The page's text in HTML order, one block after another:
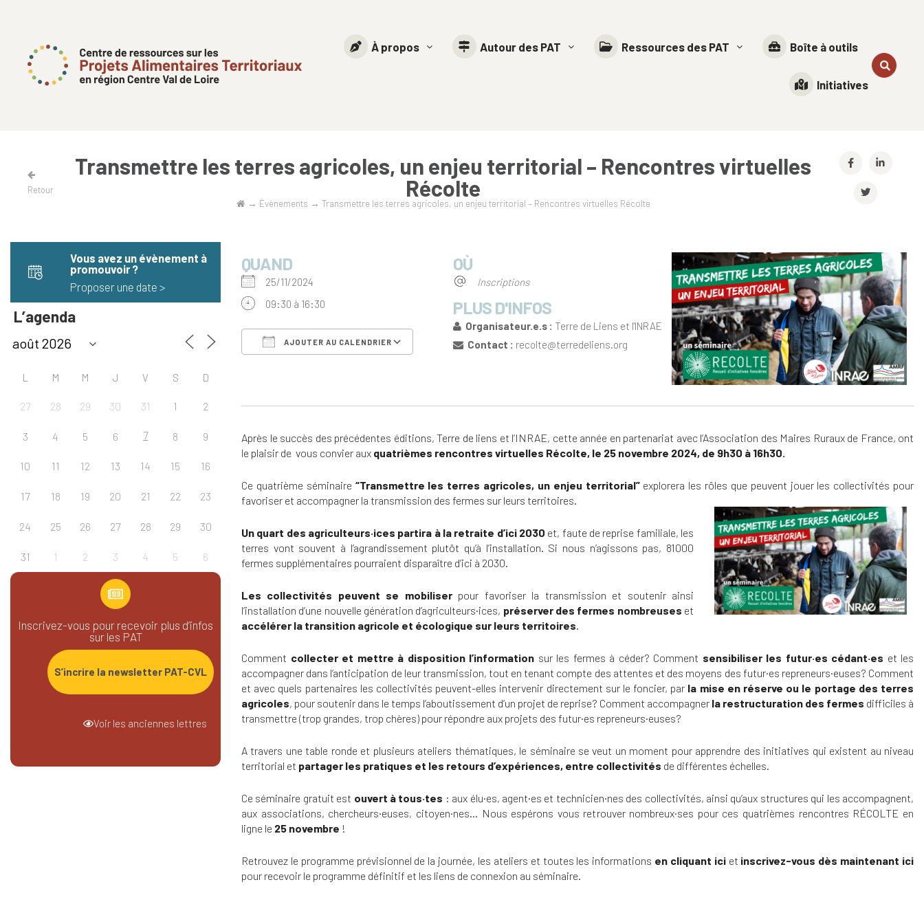
À propos Autour des PAT Ressources des PAT Boîte à outils
Initiatives
Retour
Transmettre les terres agricoles, un enjeu territorial – Rencontres virtuelles
Récolte
→ Évènements → Transmettre les terres agricoles, un enjeu territorial – Rencontres virtuelles Récolte
QUAND
25/11/2024
09:30 à 16:30
AJOUTER AU CALENDRIER
Office 365
OÙ
Inscriptions
PLUS D'INFOS
Organisateur.e.s : Terre de Liens et l'INRAE
Contact : recolte@terredeliens.org
Après le succès des précédentes éditions, Terre de liens et l’INRAE, cette année en partenariat avec l’Association des Maires Ruraux de France, ont
le plaisir de vous convier aux quatrièmes rencontres virtuelles Récolte, le 25 novembre 2024, de 9h30 à 16h30.
Ce quatrième séminaire “Transmettre les terres agricoles, un enjeu territorial”explorera les rôles que peuvent jouer les collectivités pour
favoriser et accompagner la transmission des fermes sur leurs territoires.
Un quart des agriculteurs·ices partira à la retraite d’ici 2030 et, faute de reprise familiale, les
terres vont souvent à l’agrandissement plutôt qu’à l’installation. Si nous n’agissons pas, 81000
fermes supplémentaires pourraient disparaître d’ici à 2030.
Les collectivités peuvent se mobiliserpour favoriser la transmission et soutenir ainsi
l’installation d’une nouvelle génération d’agriculteurs·ices, préserver des fermes nombreuses et
accélérer la transition agricole et écologique sur leurs territoires
Comment collecter et mettre à disposition l’information sur les fermes à céder? Comment sensibiliser les futur·es cédant·es et les
accompagner dans l’anticipation de leur transmission, tout en tenant compte des attentes et des moyens des futur·es repreneurs·euses? Comment
et avec quels partenaires les collectivités peuvent-elles intervenir directement sur le foncier, par la mise en réserve ou le portage des terres
agricoles, pour soutenir dans le temps l’aboutissement d’un projet de reprise? Comment accompagner la restructuration des fermes difficiles à
transmettre (trop grandes, trop chères) pour répondre aux projets des futur·es repreneurs·euses?
A travers une table ronde et plusieurs ateliers thématiques, le séminaire se veut un moment pour apprendre des initiatives qui existent au niveau
territorial et partager les pratiques et les retours d’expériences, entre collectivités de différentes échelles.
Ce séminaire gratuit est ouvert à tous·tes : aux élu·es, agent·es et technicien·nes des collectivités, ainsi qu’aux structures qui les accompagnent,
aux associations, chercheurs·euses, citoyen·nes… Nous espérons vous retrouver nombreux·ses pour ces quatrièmes rencontres RÉCOLTE en
ligne le 25 novembre !
Retrouvez le programme prévisionnel de la journée, les ateliers et toutes les informations en cliquant iciet inscrivez-vous dès maintenant ici
pour recevoir le programme définitif et les liens de connexion au séminaire.
Vous avez un évènement à
promouvoir​ ?
Proposer une date >
L’agenda
L M M J V S D
27 28 29 30 31 1 2
3 4 5 6 7 8 9
10 11 12 13 14 15 16
17 18 19 20 21 22 23
24 25 26 27 28 29 30
31 1 2 3 4 5 6
Inscrivez-vous pour recevoir plus d’infos
sur les PAT
S’incrire la newsletter PAT-CVL
Voir les anciennes lettres